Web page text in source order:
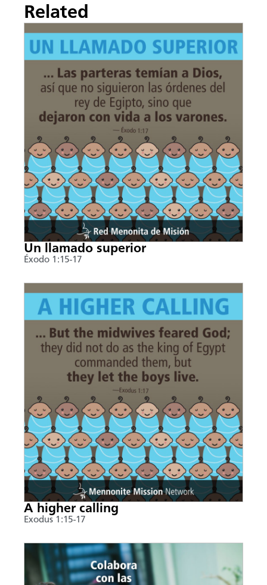
Related
Un llamado superior
Éxodo 1:15-17
A higher calling
Exodus 1:15-17